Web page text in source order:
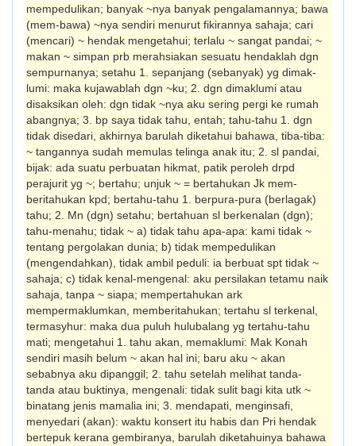
mempedulikan; banyak ~nya banyak pengalamannya; bawa
(mem-bawa) ~nya sendiri menurut fikirannya sahaja; cari
(mencari) ~ hendak mengetahui; terlalu ~ sangat pandai; ~
makan ~ simpan prb merahsiakan sesuatu hendaklah dgn
sempurnanya; setahu 1. sepanjang (sebanyak) yg dimak­
lumi: maka kujawablah dgn ~ku; 2. dgn dimaklumi atau
disaksikan oleh: dgn tidak ~nya aku sering pergi ke rumah
abangnya; 3. bp saya tidak tahu, entah; tahu-tahu 1. dgn
tidak disedari, akhirnya barulah diketahui bahawa, tiba-tiba:
~ tangannya sudah memulas telinga anak itu; 2. sl pandai,
bijak: ada suatu perbuatan hikmat, patik peroleh drpd
perajurit yg ~; bertahu; unjuk ~ = bertahukan Jk mem­
beritahukan kpd; bertahu-tahu 1. berpura-pura (berlagak)
tahu; 2. Mn (dgn) setahu; bertahuan sl berkenalan (dgn);
tahu-menahu; tidak ~ a) tidak tahu apa-apa: kami tidak ~
tentang pergolakan dunia; b) tidak mempedulikan
(mengendahkan), tidak ambil peduli: ia berbuat spt tidak ~
sahaja; c) tidak kenal-mengenal: aku persila­kan tetamu naik
sahaja, tanpa ~ siapa; mempertahukan ark
mempermaklumkan, memberitahukan; tertahu sl terkenal,
termasyhur: maka dua puluh hulubalang yg tertahu-tahu
mati; mengetahui 1. tahu akan, memaklumi: Mak Konah
sendiri masih belum ~ akan hal ini; baru aku ~ akan
sebabnya aku dipanggil; 2. tahu setelah melihat tanda-
tanda atau bukti­nya, mengenali: tidak sulit bagi kita utk ~
binatang jenis mamalia ini; 3. mendapati, menginsafi,
menyedari (akan): waktu konsert itu habis dan Pri hendak
bertepuk kerana gembiranya, barulah diketahuinya bahawa